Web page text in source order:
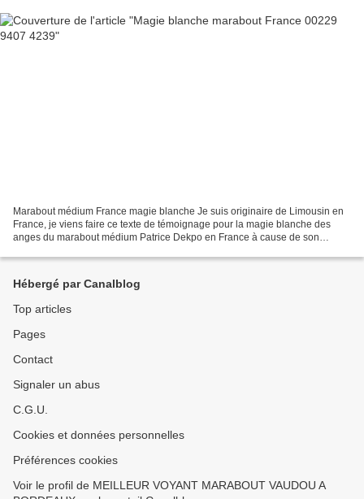
Marabout médium France magie blanche Je suis originaire de Limousin en
France, je viens faire ce texte de témoignage pour la magie blanche des
anges du marabout médium Patrice Dekpo en France à cause de son
Hébergé par Canalblog
Top articles
Pages
Contact
Signaler un abus
C.G.U.
Cookies et données personnelles
Préférences cookies
Voir le profil de MEILLEUR VOYANT MARABOUT VAUDOU A